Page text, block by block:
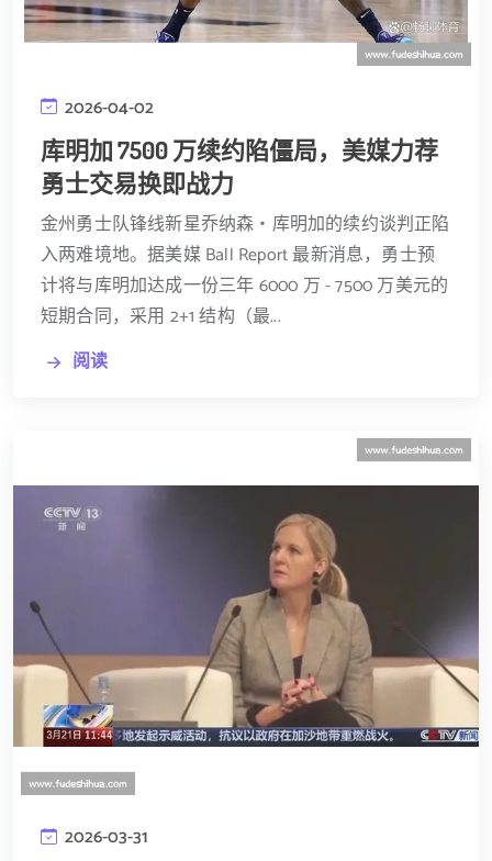
2026-04-02
库明加 7500 万续约陷僵局，美媒力荐
勇士交易换即战力
金州勇士队锋线新星乔纳森・库明加的续约谈判正陷
入两难境地。据美媒 Ball Report 最新消息，勇士预
计将与库明加达成一份三年 6000 万 - 7500 万美元的
短期合同，采用 2+1 结构（最...
阅读
2026-03-31